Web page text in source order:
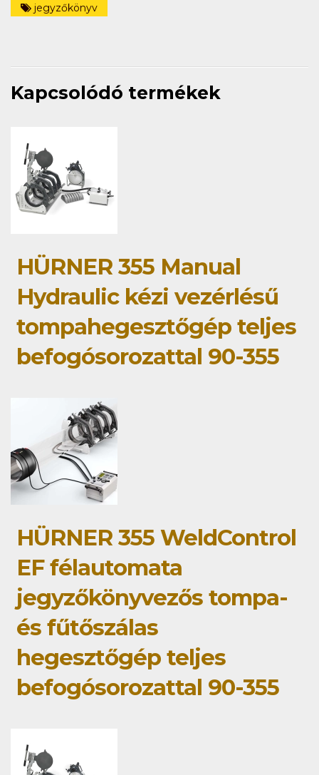
jegyzőkönyv
Kapcsolódó termékek
HÜRNER 355 Manual
Hydraulic kézi vezérlésű
tompahegesztőgép teljes
befogósorozattal 90-355
HÜRNER 355 WeldControl
EF félautomata
jegyzőkönyvezős tompa-
és fűtőszálas
hegesztőgép teljes
befogósorozattal 90-355